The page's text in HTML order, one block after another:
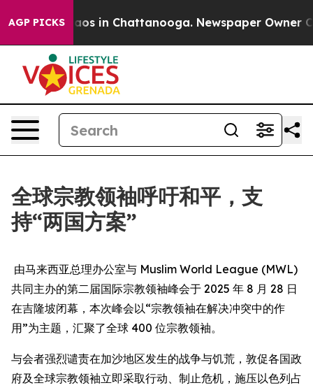
AGP PICKSChaos in Chattanooga. Newspaper Owner
全球宗教领袖呼吁和平，支
持“两国方案”
由马来西亚总理办公室与 Muslim World League (MWL)
共同主办的第二届国际宗教领袖峰会于 2025 年 8 月 28 日
在吉隆坡闭幕，本次峰会以“宗教领袖在解决冲突中的作
用”为主题，汇聚了全球 400 位宗教领袖。
与会者强烈谴责在加沙地区发生的战争与饥荒，敦促各国政
府及全球宗教领袖立即采取行动、制止危机，施压以色列占